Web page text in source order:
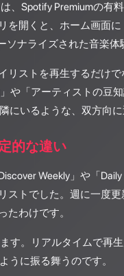
、Spotify Premiumの有
を開くと、ホーム画面
ソナライズされた音楽
リストを再生するだけ
や「アーティストの豆
にいるような、双方向
的な違い
Weekly」や「
ストでした。週に一度
たわけです。
す。リアルタイムで再
うに振る舞うのです。